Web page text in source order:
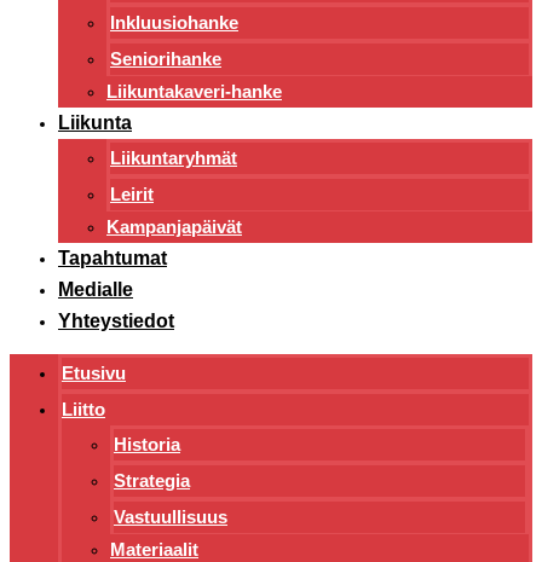
Inkluusiohanke
Seniorihanke
Liikuntakaveri-hanke
Liikunta
Liikuntaryhmät
Leirit
Kampanjapäivät
Tapahtumat
Medialle
Yhteystiedot
Etusivu
Liitto
Historia
Strategia
Vastuullisuus
Materiaalit